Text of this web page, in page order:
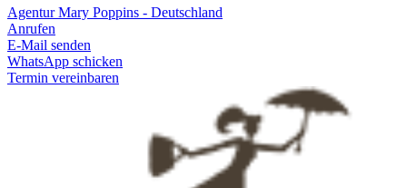
Agentur Mary Poppins - Deutschland
Anrufen
E-Mail senden
WhatsApp schicken
Termin vereinbaren